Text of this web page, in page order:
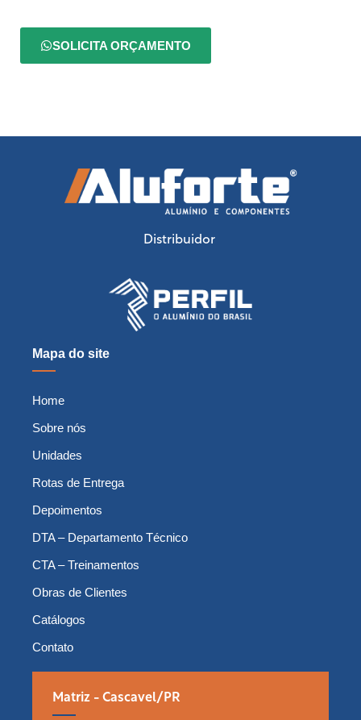
SOLICITA ORÇAMENTO
Distribuidor
Mapa do site
Home
Sobre nós
Unidades
Rotas de Entrega
Depoimentos
DTA – Departamento Técnico
CTA – Treinamentos
Obras de Clientes
Catálogos
Contato
Matriz - Cascavel/PR